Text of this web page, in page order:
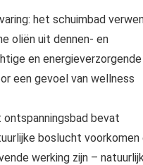
het schuimbad
oliën uit dennen- en
en energieverzorgende
een gevoel van wellness
bevat
boslucht voorkomen
werking zijn –